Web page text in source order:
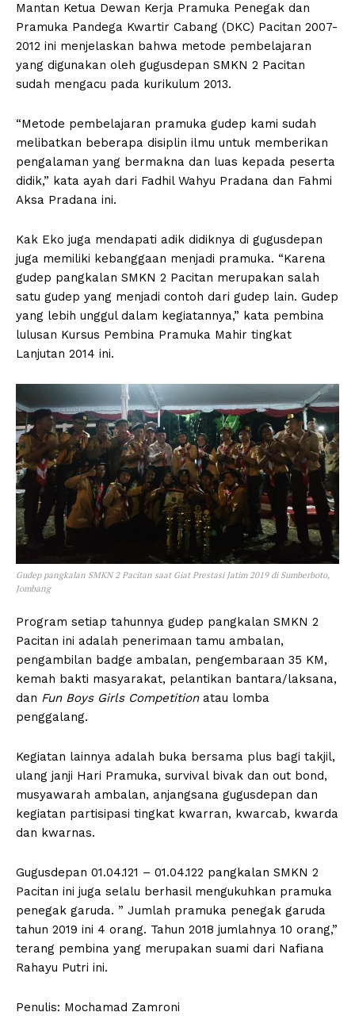
Mantan Ketua Dewan Kerja Pramuka Penegak dan
Pramuka Pandega Kwartir Cabang (DKC) Pacitan 2007-
2012 ini menjelaskan bahwa metode pembelajaran
yang digunakan oleh gugusdepan SMKN 2 Pacitan
sudah mengacu pada kurikulum 2013.
“Metode pembelajaran pramuka gudep kami sudah
melibatkan beberapa disiplin ilmu untuk memberikan
pengalaman yang bermakna dan luas kepada peserta
didik,” kata ayah dari Fadhil Wahyu Pradana dan Fahmi
Aksa Pradana ini.
Kak Eko juga mendapati adik didiknya di gugusdepan
juga memiliki kebanggaan menjadi pramuka. “Karena
gudep pangkalan SMKN 2 Pacitan merupakan salah
satu gudep yang menjadi contoh dari gudep lain. Gudep
yang lebih unggul dalam kegiatannya,” kata pembina
lulusan Kursus Pembina Pramuka Mahir tingkat
Lanjutan 2014 ini.
Gudep pangkalan SMKN 2 Pacitan saat Giat Prestasi Jatim 2019 di Sumberboto,
Jombang
Program setiap tahunnya gudep pangkalan SMKN 2
Pacitan ini adalah penerimaan tamu ambalan,
pengambilan badge ambalan, pengembaraan 35 KM,
kemah bakti masyarakat, pelantikan bantara/laksana,
dan Fun Boys Girls Competitionatau lomba
penggalang.
Kegiatan lainnya adalah buka bersama plus bagi takjil,
ulang janji Hari Pramuka, survival bivak dan out bond,
musyawarah ambalan, anjangsana gugusdepan dan
kegiatan partisipasi tingkat kwarran, kwarcab, kwarda
dan kwarnas.
Gugusdepan 01.04.121 – 01.04.122 pangkalan SMKN 2
Pacitan ini juga selalu berhasil mengukuhkan pramuka
penegak garuda. ” Jumlah pramuka penegak garuda
tahun 2019 ini 4 orang. Tahun 2018 jumlahnya 10 orang,”
terang pembina yang merupakan suami dari Nafiana
Rahayu Putri ini.
Penulis: Mochamad Zamroni